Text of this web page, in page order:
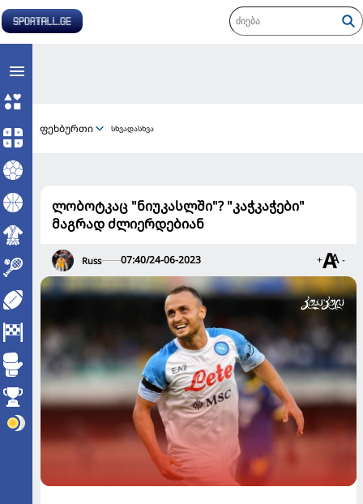
ფეხბურთი სხვადასხვა
ლობოტკაც "ნიუკასლში"? "კაჭკაჭები"
მაგრად ძლიერდებიან
Russ 07:40/24-06-2023 + -